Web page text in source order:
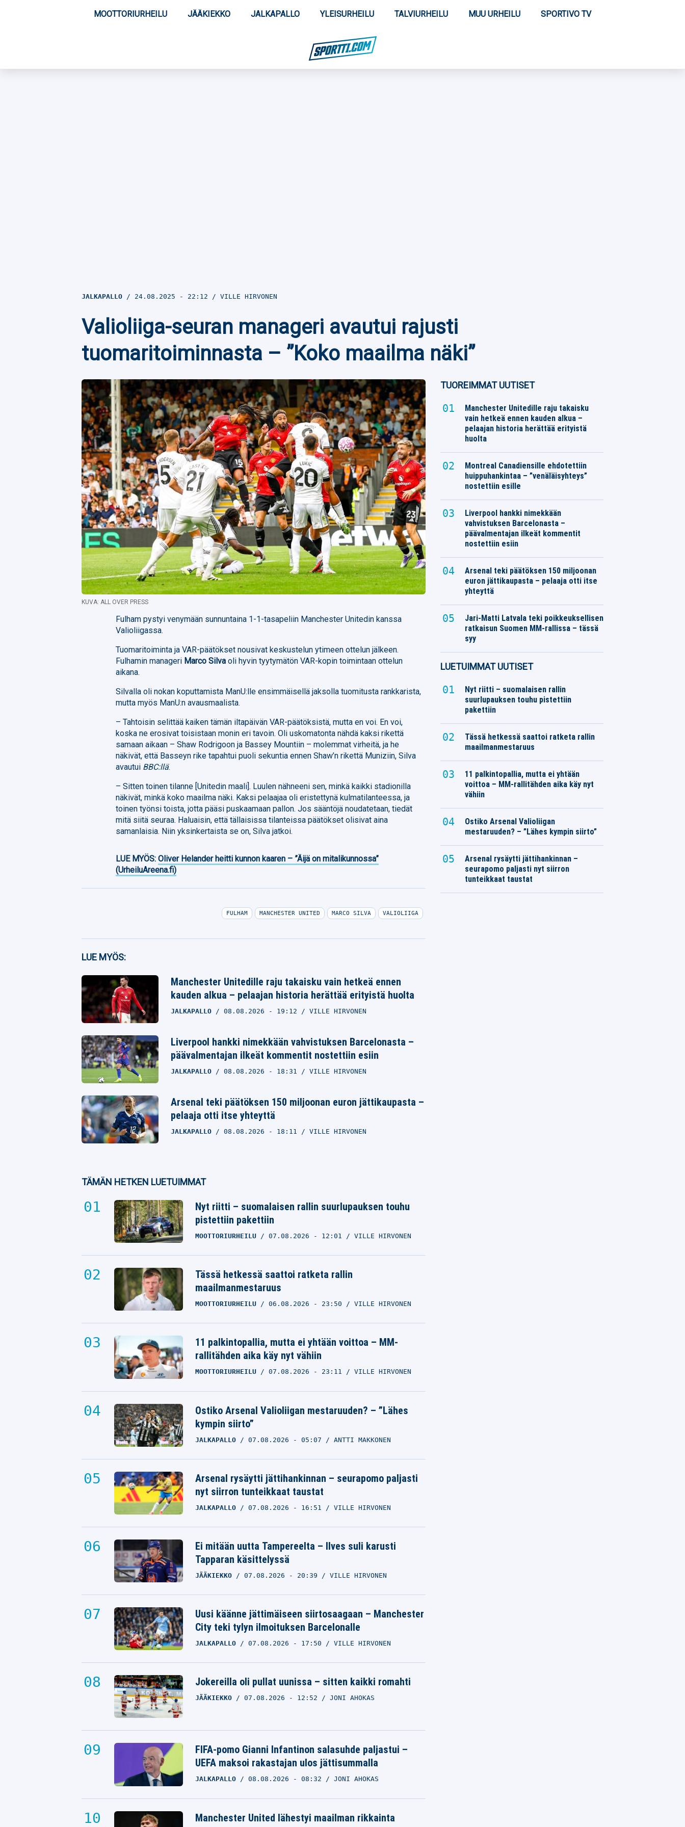
MOOTTORIURHEILU JÄÄKIEKKO JALKAPALLO YLEISURHEILU TALVIURHEILU MUU URHEILU SPORTIVO TV
JALKAPALLO 24.08.2025 - 22:12 VILLE HIRVONEN
Valioliiga-seuran manageri avautui rajusti
tuomaritoiminnasta – ”Koko maailma näki”
KUVA: ALL OVER PRESS
Fulham pystyi venymään sunnuntaina 1-1-tasapeliin Manchester Unitedin kanssa
Valioliigassa.
Tuomaritoiminta ja VAR-päätökset nousivat keskustelun ytimeen ottelun jälkeen.
Fulhamin manageri Marco Silva oli hyvin tyytymätön VAR-kopin toimintaan ottelun
aikana.
Silvalla oli nokan koputtamista ManU:lle ensimmäisellä jaksolla tuomitusta rankkarista,
mutta myös ManU:n avausmaalista.
– Tahtoisin selittää kaiken tämän iltapäivän VAR-päätöksistä, mutta en voi. En voi,
koska ne erosivat toisistaan monin eri tavoin. Oli uskomatonta nähdä kaksi rikettä
samaan aikaan – Shaw Rodrigoon ja Bassey Mountiin – molemmat virheitä, ja he
näkivät, että Basseyn rike tapahtui puoli sekuntia ennen Shaw’n rikettä Muniziin, Silva
avautui BBC:llä.
– Sitten toinen tilanne [Unitedin maali]. Luulen nähneeni sen, minkä kaikki stadionilla
näkivät, minkä koko maailma näki. Kaksi pelaajaa oli eristettynä kulmatilanteessa, ja
toinen työnsi toista, jotta pääsi puskaamaan pallon. Jos sääntöjä noudatetaan, tiedät
mitä siitä seuraa. Haluaisin, että tällaisissa tilanteissa päätökset olisivat aina
samanlaisia. Niin yksinkertaista se on, Silva jatkoi.
LUE MYÖS:Oliver Helander heitti kunnon kaaren – ”Äijä on mitalikunnossa”
(UrheiluAreena.fi)
Facebook
Twitter
Whatsapp
FULHAM MANCHESTER UNITED MARCO SILVA VALIOLIIGA
LUE MYÖS:
Manchester Unitedille raju takaisku vain hetkeä ennen
kauden alkua – pelaajan historia herättää erityistä huolta
JALKAPALLO 08.08.2026 - 19:12 VILLE HIRVONEN
Liverpool hankki nimekkään vahvistuksen Barcelonasta –
päävalmentajan ilkeät kommentit nostettiin esiin
JALKAPALLO 08.08.2026 - 18:31 VILLE HIRVONEN
Arsenal teki päätöksen 150 miljoonan euron jättikaupasta –
pelaaja otti itse yhteyttä
JALKAPALLO 08.08.2026 - 18:11 VILLE HIRVONEN
TÄMÄN HETKEN LUETUIMMAT
Nyt riitti – suomalaisen rallin suurlupauksen touhu
pistettiin pakettiin
MOOTTORIURHEILU 07.08.2026 - 12:01 VILLE HIRVONEN
Tässä hetkessä saattoi ratketa rallin
maailmanmestaruus
MOOTTORIURHEILU 06.08.2026 - 23:50 VILLE HIRVONEN
11 palkintopallia, mutta ei yhtään voittoa – MM-
rallitähden aika käy nyt vähiin
MOOTTORIURHEILU 07.08.2026 - 23:11 VILLE HIRVONEN
Ostiko Arsenal Valioliigan mestaruuden? – ”Lähes
kympin siirto”
JALKAPALLO 07.08.2026 - 05:07 ANTTI MAKKONEN
Arsenal rysäytti jättihankinnan – seurapomo paljasti
nyt siirron tunteikkaat taustat
JALKAPALLO 07.08.2026 - 16:51 VILLE HIRVONEN
Ei mitään uutta Tampereelta – Ilves suli karusti
Tapparan käsittelyssä
JÄÄKIEKKO 07.08.2026 - 20:39 VILLE HIRVONEN
Uusi käänne jättimäiseen siirtosaagaan – Manchester
City teki tylyn ilmoituksen Barcelonalle
JALKAPALLO 07.08.2026 - 17:50 VILLE HIRVONEN
Jokereilla oli pullat uunissa – sitten kaikki romahti
JÄÄKIEKKO 07.08.2026 - 12:52 JONI AHOKAS
FIFA-pomo Gianni Infantinon salasuhde paljastui –
UEFA maksoi rakastajan ulos jättisummalla
JALKAPALLO 08.08.2026 - 08:32 JONI AHOKAS
Manchester United lähestyi maailman rikkainta
TUOREIMMAT UUTISET
Manchester Unitedille raju takaisku
vain hetkeä ennen kauden alkua –
pelaajan historia herättää erityistä
huolta
Montreal Canadiensille ehdotettiin
huippuhankintaa – ”venäläisyhteys”
nostettiin esille
Liverpool hankki nimekkään
vahvistuksen Barcelonasta –
päävalmentajan ilkeät kommentit
nostettiin esiin
Arsenal teki päätöksen 150 miljoonan
euron jättikaupasta – pelaaja otti itse
yhteyttä
Jari-Matti Latvala teki poikkeuksellisen
ratkaisun Suomen MM-rallissa – tässä
syy
LUETUIMMAT UUTISET
Nyt riitti – suomalaisen rallin
suurlupauksen touhu pistettiin
pakettiin
Tässä hetkessä saattoi ratketa rallin
maailmanmestaruus
11 palkintopallia, mutta ei yhtään
voittoa – MM-rallitähden aika käy nyt
vähiin
Ostiko Arsenal Valioliigan
mestaruuden? – ”Lähes kympin siirto”
Arsenal rysäytti jättihankinnan –
seurapomo paljasti nyt siirron
tunteikkaat taustat